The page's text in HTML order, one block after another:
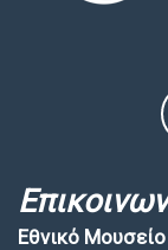
Εθνικό